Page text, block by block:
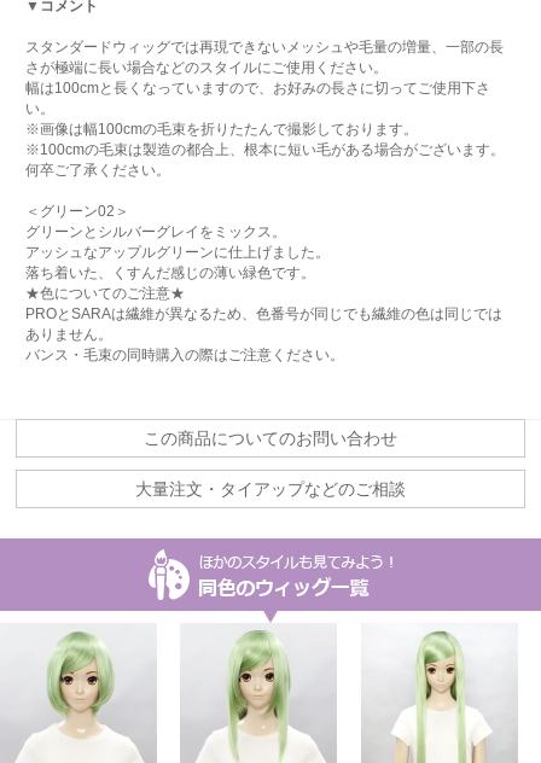
▼コメント
スタンダードウィッグでは再現できないメッシュや毛量の増量、一部の長
さが極端に長い場合などのスタイルにご使用ください。
幅は100cmと長くなっていますので、お好みの長さに切ってご使用下さ
い。
※画像は幅100cmの毛束を折りたたんで撮影しております。
※100cmの毛束は製造の都合上、根本に短い毛がある場合がございます。
何卒ご了承ください。
＜グリーン02＞
グリーンとシルバーグレイをミックス。
アッシュなアップルグリーンに仕上げました。
落ち着いた、くすんだ感じの薄い緑色です。
★色についてのご注意★
PROとSARAは繊維が異なるため、色番号が同じでも繊維の色は同じでは
ありません。
バンス・毛束の同時購入の際はご注意ください。
この商品についてのお問い合わせ
大量注文・タイアップなどのご相談